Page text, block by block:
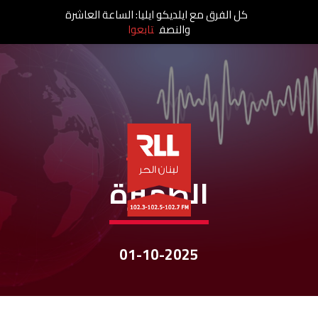
نشرات الأخبار
الظهيرة
01-10-2025
كل الفرق مع ايلديكو ايليا: الساعة العاشرة
والنصف تابعوا